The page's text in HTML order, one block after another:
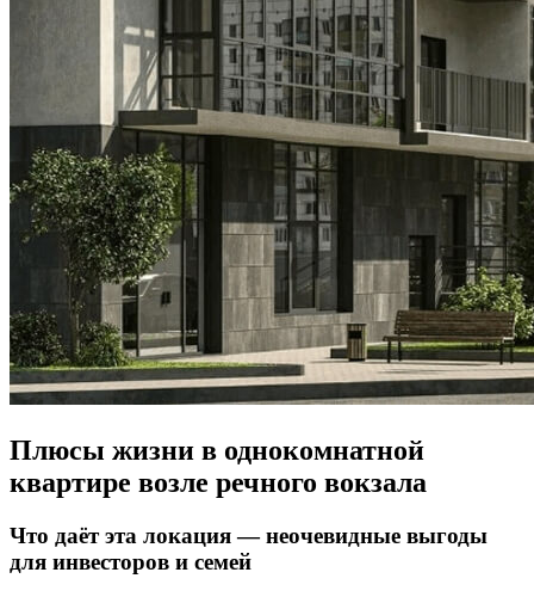
Плюсы жизни в однокомнатной
квартире возле речного вокзала
Что даёт эта локация — неочевидные выгоды
для инвесторов и семей